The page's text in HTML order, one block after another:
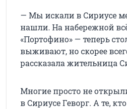
— Мы искали в Сириусе
нашли. На набережной
«Портофино» — теперь
выживают, но скорее
рассказала жительница
Многие просто не
в Сириусе Геворг. А те,